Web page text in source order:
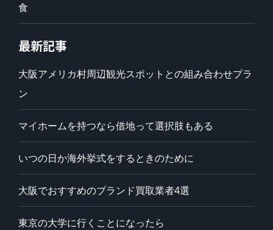
食
最新記事
大阪アメリカ村周辺観光スポットとの組み合わせプラ
ン
マイホームを持つなら借地って選択肢もある
いつの日か海外挙式をするときのために
大阪でおすすめのブランド買取業者4選
東京の大学に行くことになったら